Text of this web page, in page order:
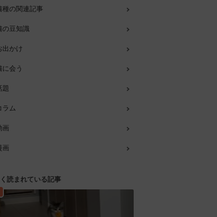
種の関連記事
の豆知識
出かけ
に会う
題
ラム
画
画
読まれている記事